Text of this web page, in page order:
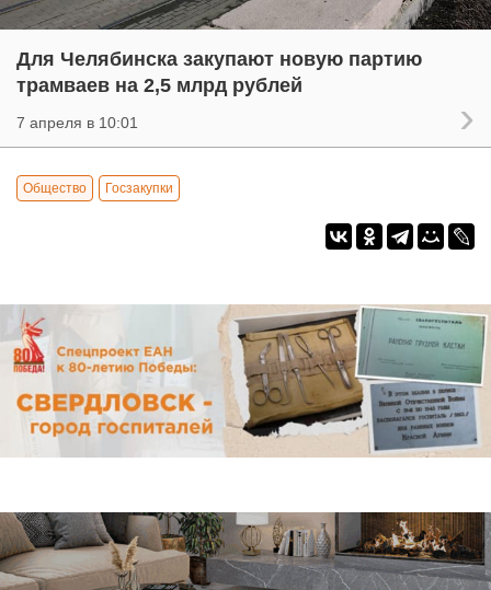
Для Челябинска закупают новую партию
трамваев на 2,5 млрд рублей
7 апреля в 10:01
Общество Госзакупки